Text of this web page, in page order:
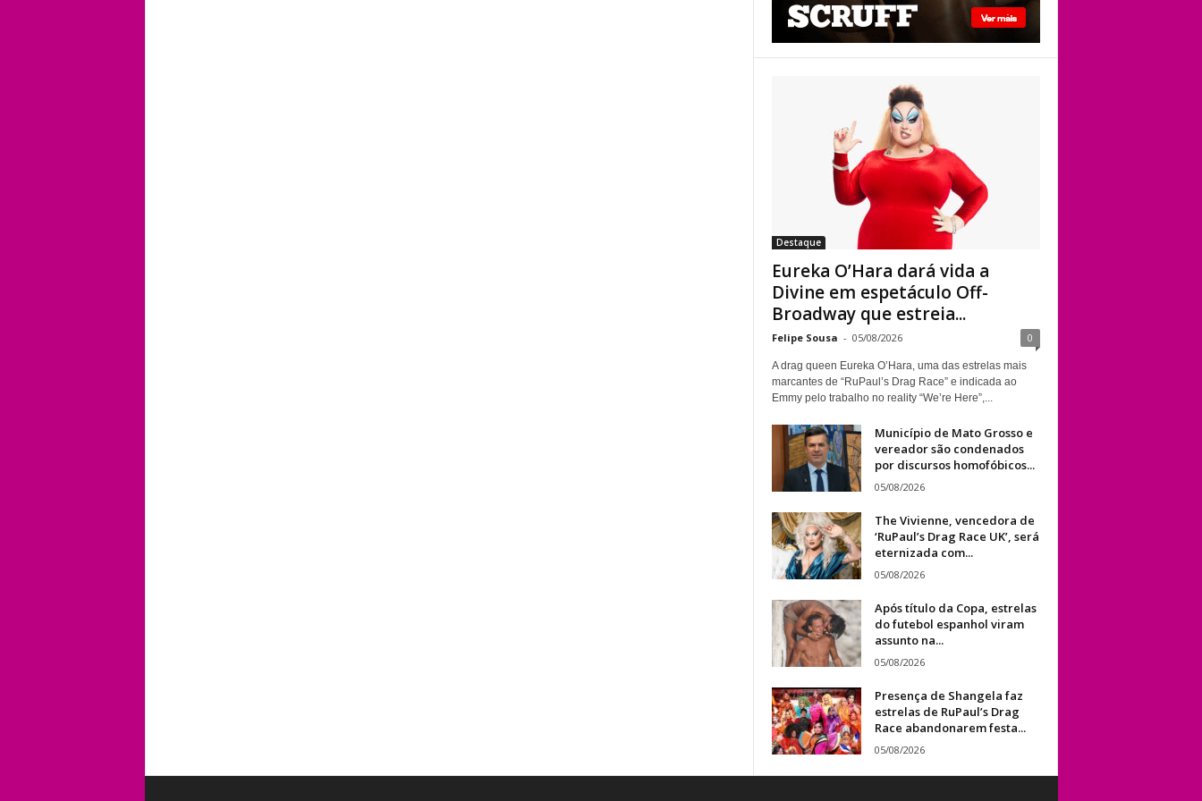
Kennedy Davenport
vida a Divine em
espetáculo Off-
Broadway que
estreia em Nova
York sobre a
trajetória da
lendária drag queen
Destaque
Eureka O’Hara dará vida a
Divine em espetáculo Off-
Broadway que estreia...
Felipe Sousa - 05/08/2026 0
A drag queen Eureka O’Hara, uma das estrelas mais
marcantes de “RuPaul’s Drag Race” e indicada ao
Emmy pelo trabalho no reality “We’re Here”,...
Município de Mato Grosso e
vereador são condenados
por discursos homofóbicos...
05/08/2026
The Vivienne, vencedora de
‘RuPaul’s Drag Race UK’, será
eternizada com...
05/08/2026
Após título da Copa, estrelas
do futebol espanhol viram
assunto na...
05/08/2026
Presença de Shangela faz
estrelas de RuPaul’s Drag
Race abandonarem festa...
05/08/2026